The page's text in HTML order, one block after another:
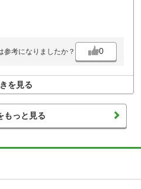
参考になりましたか？ 0
を見る
もっと見る